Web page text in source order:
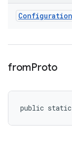
Configuration
fromProto
public static